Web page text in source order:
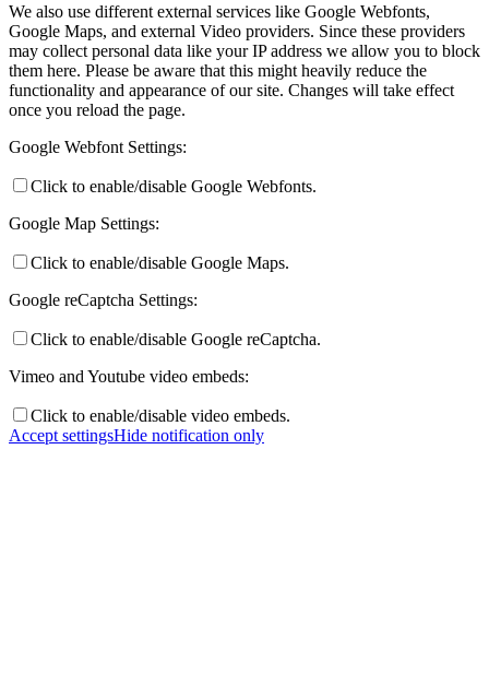
We also use different external services like Google Webfonts,
Google Maps, and external Video providers. Since these providers
may collect personal data like your IP address we allow you to block
them here. Please be aware that this might heavily reduce the
functionality and appearance of our site. Changes will take effect
once you reload the page.
Google Webfont Settings:
Click to enable/disable Google Webfonts.
Google Map Settings:
Click to enable/disable Google Maps.
Google reCaptcha Settings:
Click to enable/disable Google reCaptcha.
Vimeo and Youtube video embeds:
Click to enable/disable video embeds.
Accept settingsHide notification only